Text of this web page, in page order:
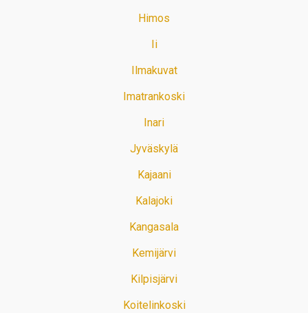
Himos
Ii
Ilmakuvat
Imatrankoski
Inari
Jyväskylä
Kajaani
Kalajoki
Kangasala
Kemijärvi
Kilpisjärvi
Koitelinkoski